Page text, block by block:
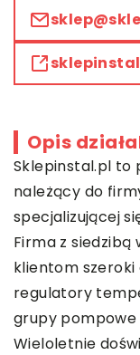
Opis
Sklepinstal.pl to
należący do
specjalizującej
Firma z siedzibą
klientom
regulatory
grupy pompowe
Wieloletnie